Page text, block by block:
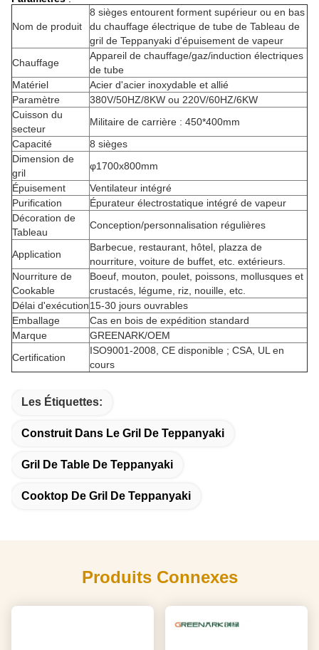
Nom de produit
8 sièges entourent forment supérieur ou en bas
du chauffage électrique de tube de Tableau de
gril de Teppanyaki d'épuisement de vapeur
Chauffage
Appareil de chauffage/gaz/induction électriques
de tube
Matériel
Acier d'acier inoxydable et allié
Paramètre
380V/50HZ/8KW ou 220V/60HZ/6KW
Cuisson du
secteur
Militaire de carrière : 450*400mm
Capacité
8 sièges
Dimension de
gril
φ1700x800mm
Épuisement
Ventilateur intégré
Purification
Épurateur électrostatique intégré de vapeur
Décoration de
Tableau
Conception/personnalisation régulières
Application
Barbecue, restaurant, hôtel, plazza de
nourriture, voiture de buffet, etc. extérieurs.
Nourriture de
Cookable
Boeuf, mouton, poulet, poissons, mollusques et
crustacés, légume, riz, nouille, etc.
Délai d'exécution15-30 jours ouvrables
Emballage
Cas en bois de expédition standard
Marque
GREENARK/OEM
Certification
ISO9001-2008, CE disponible ; CSA, UL en
cours
Les Étiquettes:
Construit Dans Le Gril De Teppanyaki
Gril De Table De Teppanyaki
Cooktop De Gril De Teppanyaki
Produits Connexes